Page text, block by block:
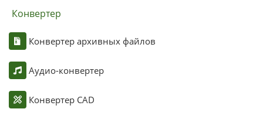
Конвертер
Конвертер архивных файлов
Аудио-конвертер
Конвертер CAD